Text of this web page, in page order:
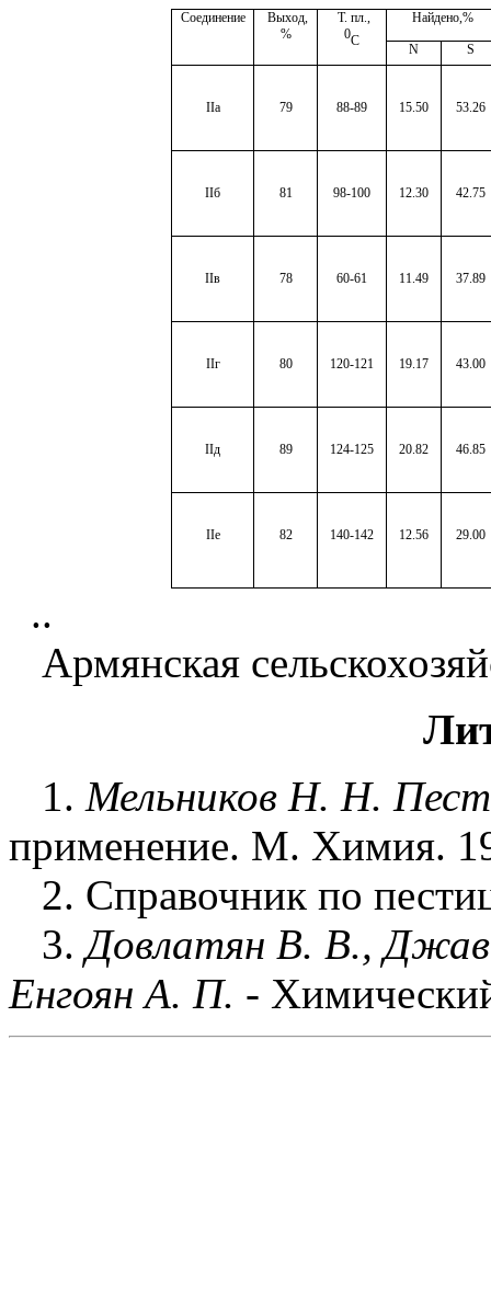
Соединение Выход,
%
Т. пл.
0C
Найдено,%
N S
IIa 79 88-89 15.50 53.26
IIб 81 98-100 12.30 42.75
IIв 78 60-61 11.49 37.89
IIг 80 120-121 19.17 43.00
IIд 89 124-125 20.82 46.85
IIе 82 140-142 12.56 29.00
..
Армянская
1. Мельников Н. Н.
применение. М. Химия.
2. Справочник по
3.Довлатян В. В.,
Енгоян А. П. -